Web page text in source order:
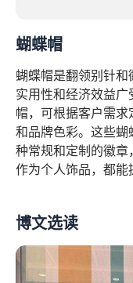
蝴蝶帽
蝴蝶帽是翻领别针
实用性和经济效益
帽，可根据客户需
和品牌色彩。这些
种常规和定制的徽
作为个人饰品，都能
博文选读